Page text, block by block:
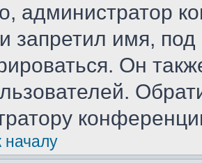
администратор
запретил имя,
Он
началу